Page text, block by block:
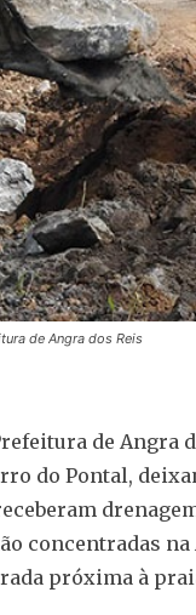
de Angra dos Reis
de Angra
do Pontal,
concentradas na
próxima à